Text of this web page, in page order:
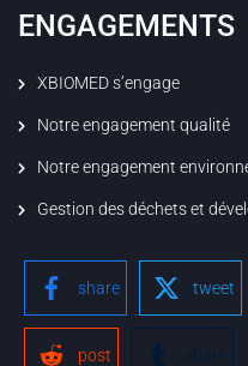
ENGAGEMENTS
XBIOMED s’engage
Notre engagement qualité
Notre engagement
Gestion des déchets et
share tweet
post share